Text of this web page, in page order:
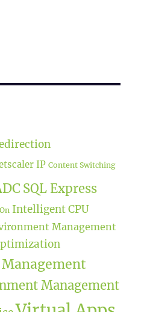
IP Content Switching
SQL Express
Intelligent CPU
Management
Management